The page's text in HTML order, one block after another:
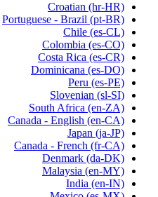
Croatian (hr-HR)
Portuguese - Brazil (pt-BR)
Chile (es-CL)
Colombia (es-CO)
Costa Rica (es-CR)
Dominicana (es-DO)
Peru (es-PE)
Slovenian (sl-SI)
South Africa (en-ZA)
Canada - English (en-CA)
Japan (ja-JP)
Canada - French (fr-CA)
Denmark (da-DK)
Malaysia (en-MY)
India (en-IN)